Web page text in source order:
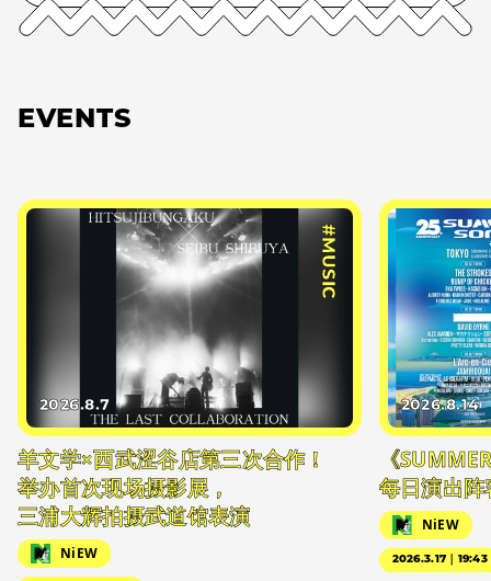
EVENTS
#MUSIC
2026.8.7
羊文学×西武涩谷店第三次合作！
举办首次现场摄影展，
三浦大辉拍摄武道馆表演
NiEW
2026.8.14
《
每日演出阵
NiEW
2026.3.17｜19:43